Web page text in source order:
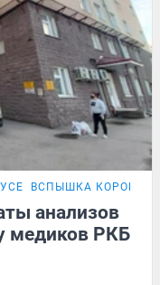
ВСПЫШКА
анализов
медиков РКБ